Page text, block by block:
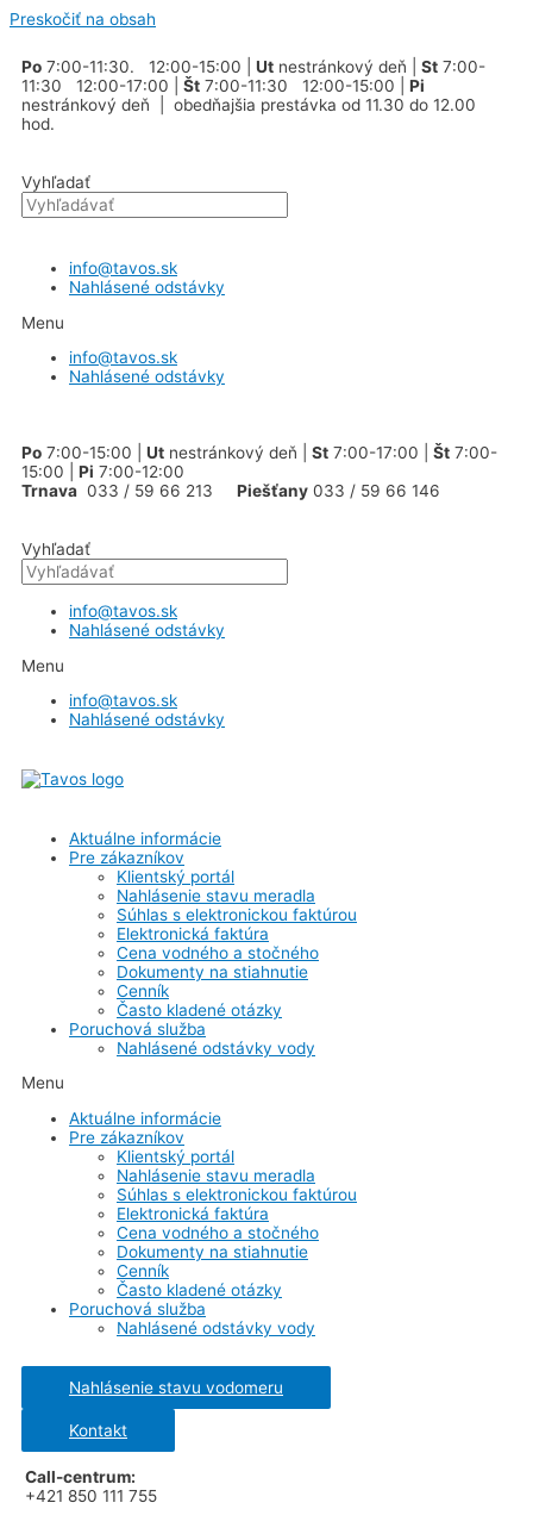
Preskočiť na obsah
Po 7:00-11:30. 12:00-15:00 | Ut nestránkový deň | St 7:00-
11:30 12:00-17:00 | Št 7:00-11:30 12:00-15:00 | Pi
nestránkový deň | obedňajšia prestávka od 11.30 do 12.00
hod.
Vyhľadať
info@tavos.sk
Nahlásené odstávky
Menu
info@tavos.sk
Nahlásené odstávky
Po 7:00-15:00 | Ut nestránkový deň | St 7:00-17:00 | Št 7:00-
15:00 | Pi 7:00-12:00
Trnava 033 / 59 66 213 Piešťany 033 / 59 66 146
Vyhľadať
info@tavos.sk
Nahlásené odstávky
Menu
info@tavos.sk
Nahlásené odstávky
Aktuálne informácie
Pre zákazníkov
Klientský portál
Nahlásenie stavu meradla
Súhlas s elektronickou faktúrou
Elektronická faktúra
Cena vodného a stočného
Dokumenty na stiahnutie
Cenník
Často kladené otázky
Poruchová služba
Nahlásené odstávky vody
Menu
Aktuálne informácie
Pre zákazníkov
Klientský portál
Nahlásenie stavu meradla
Súhlas s elektronickou faktúrou
Elektronická faktúra
Cena vodného a stočného
Dokumenty na stiahnutie
Cenník
Často kladené otázky
Poruchová služba
Nahlásené odstávky vody
Nahlásenie stavu vodomeru
Kontakt
Call-centrum:
+421 850 111 755